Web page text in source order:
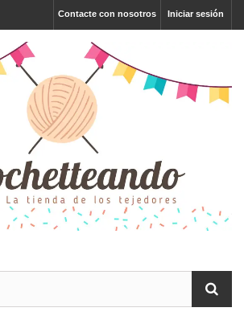
Iniciar sesión
Contacte con nosotros